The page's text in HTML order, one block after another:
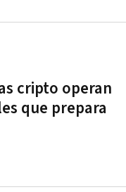
cripto operan
que prepara